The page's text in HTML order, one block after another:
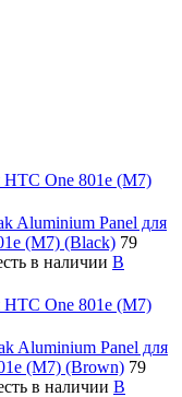
HTC One 801e (M7)
Aluminium Panel для
(M7) (Black) 79
в наличии В
HTC One 801e (M7)
Aluminium Panel для
(M7) (Brown) 79
в наличии В